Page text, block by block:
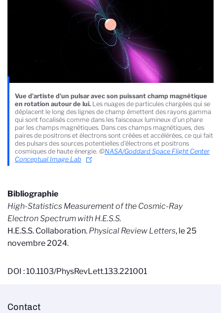
Vue d'artiste d'un pulsar avec son puissant champ magnétique
en rotation autour de lui. Les nuages de particules chargées qui se
déplacent le long des lignes de champ émettent des rayons gamma
qui sont focalisés comme dans les faisceaux lumineux d’un phare
par les champs magnétiques. Dans ces champs magnétiques, des
paires de positrons et électrons sont créées et accélérées, ce qui fait
des pulsars des sources potentielles d'électrons et positrons
cosmiques de haute énergie. ©NASA/Goddard Space Flight Center
Conceptual Image Lab
Bibliographie
High-Statistics Measurement of the Cosmic-Ray
Electron Spectrum with H.E.S.S.
H.E.S.S. Collaboration. Physical Review Letters, le 25
novembre 2024.
DOI : 10.1103/PhysRevLett.133.221001
Contact